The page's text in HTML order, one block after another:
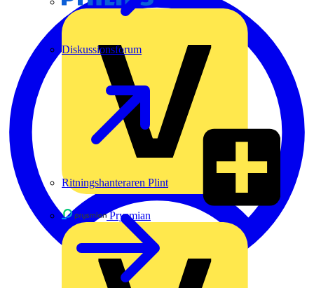
Prysmian
Diskussionsforum
Ritningshanteraren Plint